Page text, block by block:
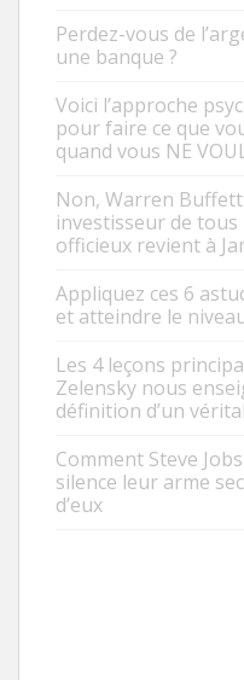
Perdez-vous de
une banque ?
Voici l’approche
pour faire ce que
quand vous NE
Non, Warren
investisseur de
officieux revient à
Appliquez ces 6
et atteindre le
Les 4 leçons
Zelensky nous
définition d’un
Comment Steve
silence leur arme
d’eux